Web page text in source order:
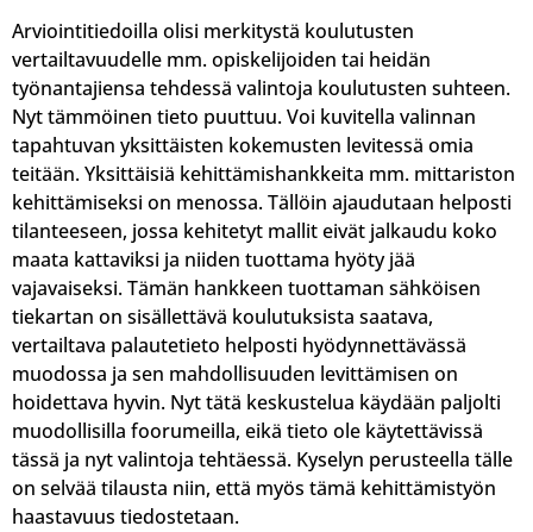
Arviointitiedoilla olisi merkitystä koulutusten
vertailtavuudelle mm. opiskelijoiden tai heidän
työnantajiensa tehdessä valintoja koulutusten suhteen.
Nyt tämmöinen tieto puuttuu. Voi kuvitella valinnan
tapahtuvan yksittäisten kokemusten levitessä omia
teitään. Yksittäisiä kehittämishankkeita mm. mittariston
kehittämiseksi on menossa. Tällöin ajaudutaan helposti
tilanteeseen, jossa kehitetyt mallit eivät jalkaudu koko
maata kattaviksi ja niiden tuottama hyöty jää
vajavaiseksi. Tämän hankkeen tuottaman sähköisen
tiekartan on sisällettävä koulutuksista saatava,
vertailtava palautetieto helposti hyödynnettävässä
muodossa ja sen mahdollisuuden levittämisen on
hoidettava hyvin. Nyt tätä keskustelua käydään paljolti
muodollisilla foorumeilla, eikä tieto ole käytettävissä
tässä ja nyt valintoja tehtäessä. Kyselyn perusteella tälle
on selvää tilausta niin, että myös tämä kehittämistyön
haastavuus tiedostetaan.